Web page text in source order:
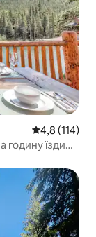
Середня
4,8 (114)
годину їзди